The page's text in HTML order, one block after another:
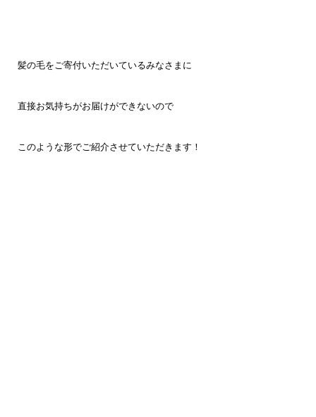
髪の毛をご寄付いただいているみなさまに
直接お気持ちがお届けができないので
このような形でご紹介させていただきます！